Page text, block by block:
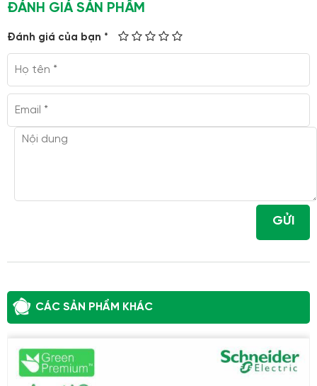
ĐÁNH GIÁ SẢN PHẨM
Đánh giá của bạn *
GỬI
CÁC SẢN PHẨM KHÁC